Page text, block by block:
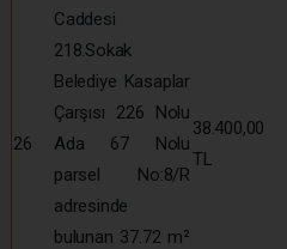
26
Caddesi
218.Sokak
Belediye Kasaplar
Çarşısı 226 Nolu
Ada 67 Nolu
parsel No:8/R
adresinde
bulunan 37.72 m²
38.400,00
TL